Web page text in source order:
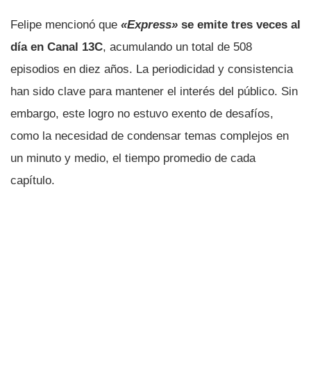
Felipe mencionó que «Express» se emite tres veces al
día en Canal 13C, acumulando un total de 508
episodios en diez años. La periodicidad y consistencia
han sido clave para mantener el interés del público. Sin
embargo, este logro no estuvo exento de desafíos,
como la necesidad de condensar temas complejos en
un minuto y medio, el tiempo promedio de cada
capítulo.